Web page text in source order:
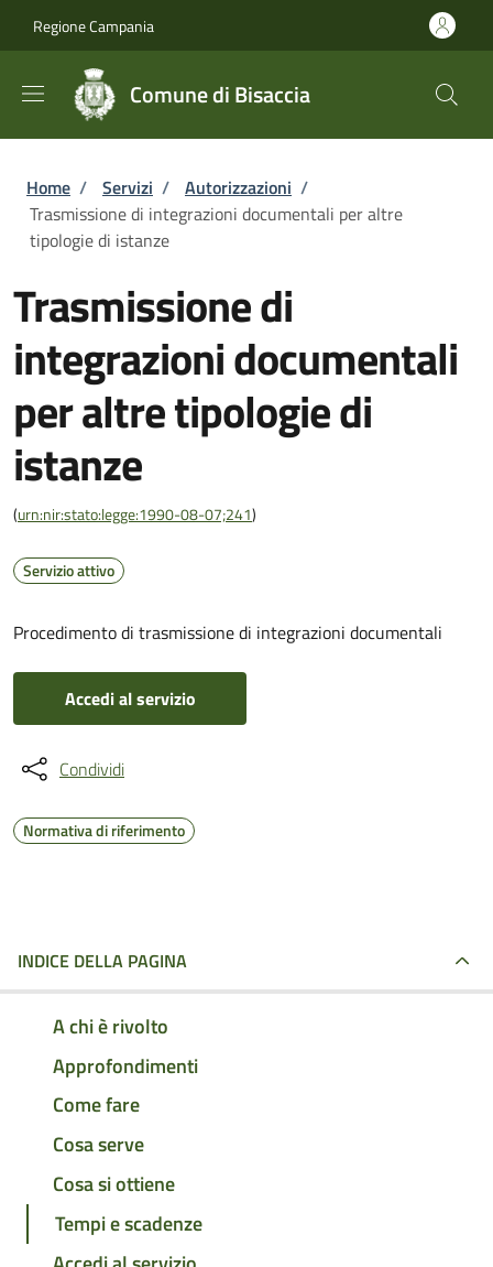
Regione Campania
Comune di Bisaccia
Briciole di pane
Home / Servizi / Autorizzazioni /
Trasmissione di integrazioni documentali per altre
tipologie di istanze
Trasmissione di
integrazioni documentali
per altre tipologie di
istanze
(urn:nir:stato:legge:1990-08-07;241)
Servizio attivo
Procedimento di trasmissione di integrazioni documentali
Accedi al servizio
Condividi
Normativa di riferimento
INDICE DELLA PAGINA
A chi è rivolto
Approfondimenti
Come fare
Cosa serve
Cosa si ottiene
Tempi e scadenze